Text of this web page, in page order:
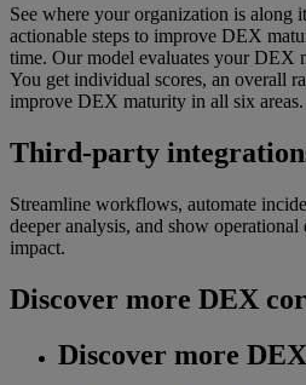
See where your organization is along
actionable steps to improve DEX
time. Our model evaluates your DEX
You get individual scores, an overall
improve DEX maturity in all six areas.
Third-party
Streamline workflows, automate
deeper analysis, and show
impact.
Discover more DEX
Discover more